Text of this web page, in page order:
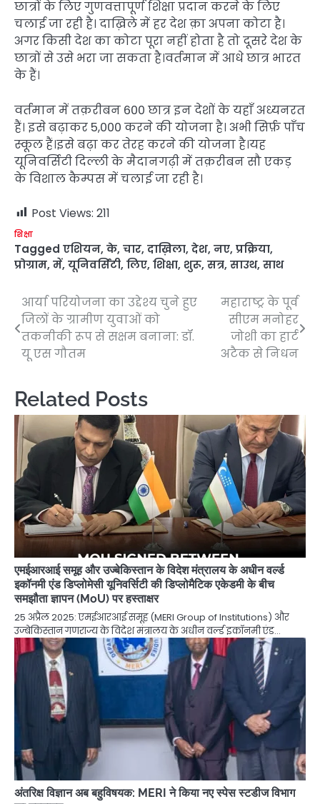
छात्रों के लिए गुणवत्तापूर्ण शिक्षा प्रदान करने के लिए
चलाई जा रही है। दाख़िले में हर देश क़ा अपना कोटा है।
अगर किसी देश का कोटा पूरा नहीं होता है तो दूसरे देश के
छात्रों से उसे भरा जा सकता है।वर्तमान में आधे छात्र भारत
के हैं।
वर्तमान में तक़रीबन 600 छात्र इन देशों के यहाँ अध्यनरत
हैं। इसे बढ़ाकर 5,000 करने की योजना है। अभी सिर्फ़ पाँच
स्कूल हैं।इसे बढ़ा कर तेरह करने की योजना है।यह
यूनिवर्सिटी दिल्ली के मैदानगढ़ी में तक़रीबन सौ एकड़
के विशाल कैम्पस में चलाई जा रही है।
Post Views: 211
शिक्षा
Tagged एशियन, के, चार, दाख़िला, देश, नए, प्रक्रिया,
प्रोग्राम, में, यूनिवर्सिटी, लिए, शिक्षा, शुरू, सत्र, साउथ, साथ
Post
navigation
आर्या परियोजना का उद्देश्य चुने हुए
जिलों के ग्रामीण युवाओं को
तकनीकी रूप से सक्षम बनाना: डॉ.
यू एस गौतम
महाराष्ट्र के पूर्व
सीएम मनोहर
जोशी का हार्ट
अटैक से निधन
Related Posts
एमईआरआई समूह और उज्बेकिस्तान के विदेश मंत्रालय के अधीन वर्ल्ड
इकॉनमी एंड डिप्लोमेसी यूनिवर्सिटी की डिप्लोमैटिक एकेडमी के बीच
समझौता ज्ञापन (MoU) पर हस्ताक्षर
25 अप्रैल 2025: एमईआरआई समूह (MERI Group of Institutions) और
उज्बेकिस्तान गणराज्य के विदेश मंत्रालय के अधीन वर्ल्ड इकॉनमी एंड…
अंतरिक्ष विज्ञान अब बहुविषयक: MERI ने किया नए स्पेस स्टडीज विभाग